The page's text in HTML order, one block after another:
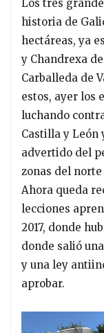
Los tres
historia de
hectáreas, ya
y Chandrexa
Carballeda de
estos, ayer los
luchando
Castilla y León
advertido del
zonas del
Ahora queda
lecciones
2017, donde
donde salió
y una ley
aprobar.